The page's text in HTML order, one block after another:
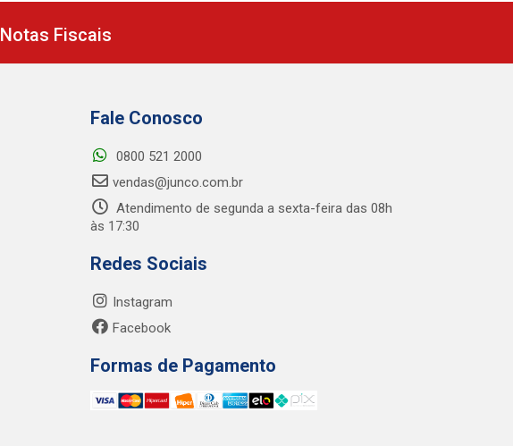
Notas Fiscais
Fale Conosco
0800 521 2000
vendas@junco.com.br
Atendimento de segunda a sexta-feira das 08h
às 17:30
Redes Sociais
Instagram
Facebook
Formas de Pagamento